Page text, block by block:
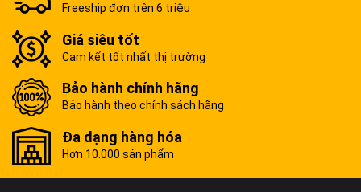
Freeship đơn trên 6 triệu
Giá siêu tốt
Cam kết tốt nhất thị trường
Bảo hành chính hãng
Bảo hành theo chính sách hãng
Đa dạng hàng hóa
Hơn 10.000 sản phẩm